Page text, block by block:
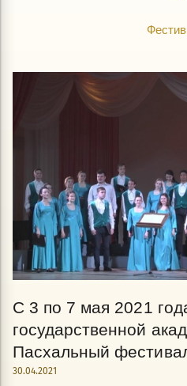
С 3 по 7 мая 2021
государственной
Пасхальный
30.04.2021